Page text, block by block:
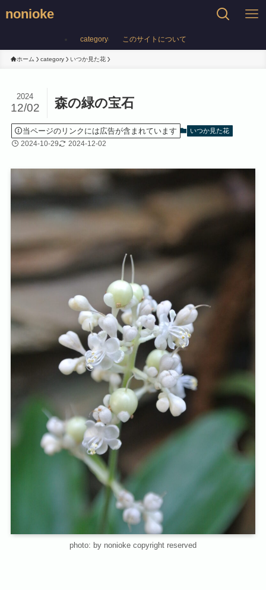
nonioke
category このサイトについて
ホーム category いつか見た花
森の緑の宝石
2024
12/02
当ページのリンクには広告が含まれています いつか見た花
2024-10-29 2024-12-02
photo: by nonioke copyright reserved